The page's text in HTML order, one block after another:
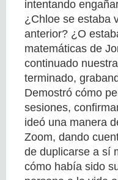
intentando
¿Chloe se estaba
anterior? ¿O
matemáticas de
continuado
terminado,
Demostró cómo
sesiones,
ideó una manera
Zoom, dando
de duplicarse a sí
cómo había sido